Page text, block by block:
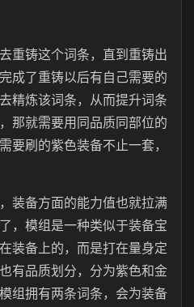
重铸这个词条，直到重铸出
成了重铸以后有自己需要的
精炼该词条，从而提升词条
那就需要用同品质同部位的
要刷的紫色装备不止一套，
装备方面的能力值也就拉满
，模组是一种类似于装备宝
装备上的，而是打在量身定
有品质划分，分为紫色和金
组拥有两条词条，会为装备